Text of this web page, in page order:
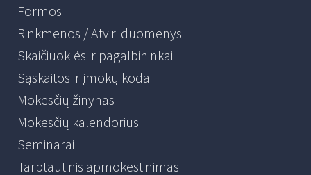
Formos
Rinkmenos / Atviri duomenys
Skaičiuoklės ir pagalbininkai
Sąskaitos ir įmokų kodai
Mokesčių žinynas
Mokesčių kalendorius
Seminarai
Tarptautinis apmokestinimas